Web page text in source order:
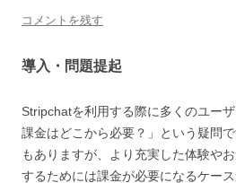
コメントを残す
導入・問題提起
Stripchatを利用する際に多くのユー
課金はどこから必要？」という疑問
もありますが、より充実した体験や
するためには課金が必要になるケー